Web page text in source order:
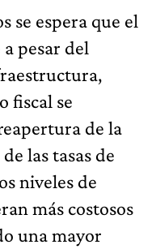
se espera que el
pesar del
fiscal se
de la
las tasas de
niveles de
más costosos
una mayor